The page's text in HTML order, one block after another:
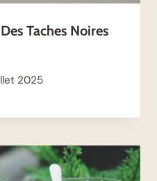
Taches Noires
2025